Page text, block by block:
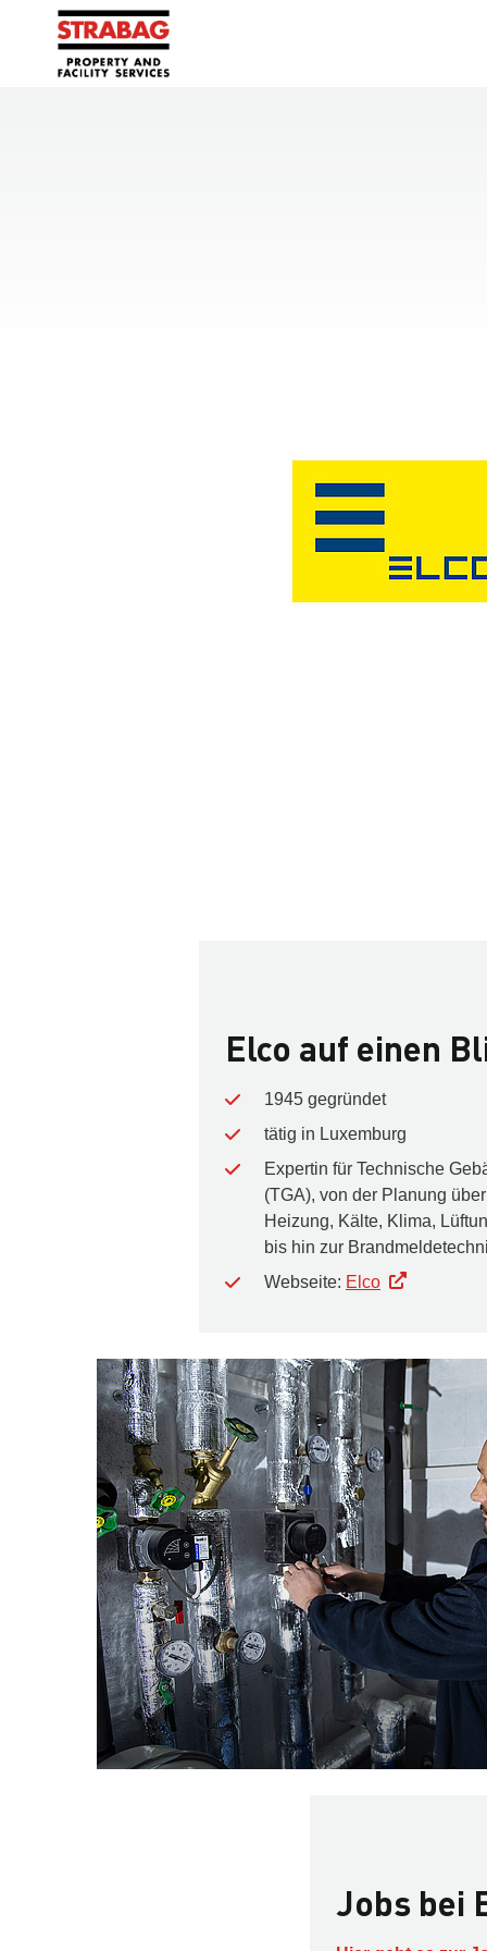
Elco auf einen
1945 gegründet
tätig in Luxemburg
Expertin für Technische
(TGA), von der Planung
Heizung, Kälte, Klima,
bis hin zur
Webseite: Elco
Jobs bei